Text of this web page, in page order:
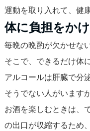
運動を取り入れて、健
体に負担をか
毎晩の晩酌が欠かせな
そこで、できるだけ体
アルコールは肝臓で分
そうでない人がいます
お酒を楽しむときは、
の出口が収縮するため